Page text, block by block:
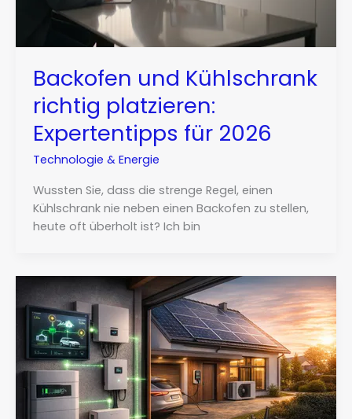
Backofen und Kühlschrank
richtig platzieren:
Expertentipps für 2026
Technologie & Energie
Wussten Sie, dass die strenge Regel, einen
Kühlschrank nie neben einen Backofen zu stellen,
heute oft überholt ist? Ich bin